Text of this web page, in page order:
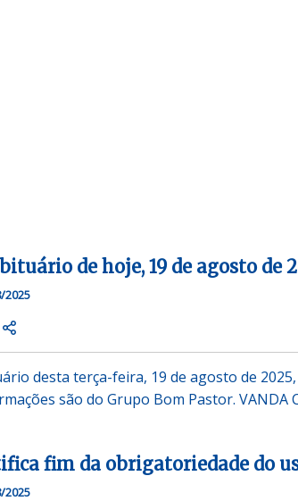
de hoje, 19 de agosto de
2025
desta terça-feira, 19 de agosto de 2025,
são do Grupo Bom Pastor. VANDA
fim da obrigatoriedade do
2025